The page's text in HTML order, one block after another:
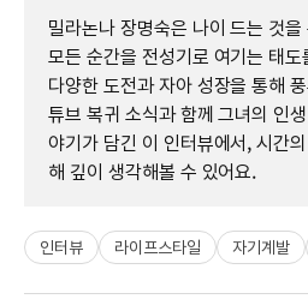
밀라논나 장명숙은 나이 드는 것을
모든 순간을 전성기로 여기는 태
다양한 도전과 자아 성장을 통해
튜브 복귀 소식과 함께 그녀의 인
야기가 담긴 이 인터뷰에서, 시간
해 깊이 생각해볼 수 있어요.
인터뷰 라이프스타일 자기계발